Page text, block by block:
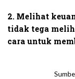
2. Melihat
tidak tega
cara untuk